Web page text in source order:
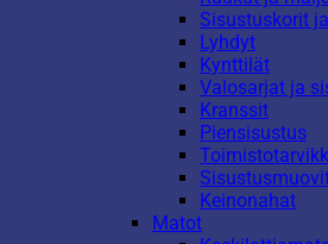
Sisustuskorit
Lyhdyt
Kynttilät
Valosarjat ja
Kranssit
Piensisustus
Keinonahat
Matot